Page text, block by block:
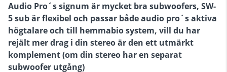
Audio Pro´s signum är mycket bra subwoofers, SW-
5 sub är flexibel och passar både audio pro´s aktiva
högtalare och till hemmabio system, vill du har
rejält mer drag i din stereo är den ett utmärkt
komplement (om din stereo har en separat
subwoofer utgång)